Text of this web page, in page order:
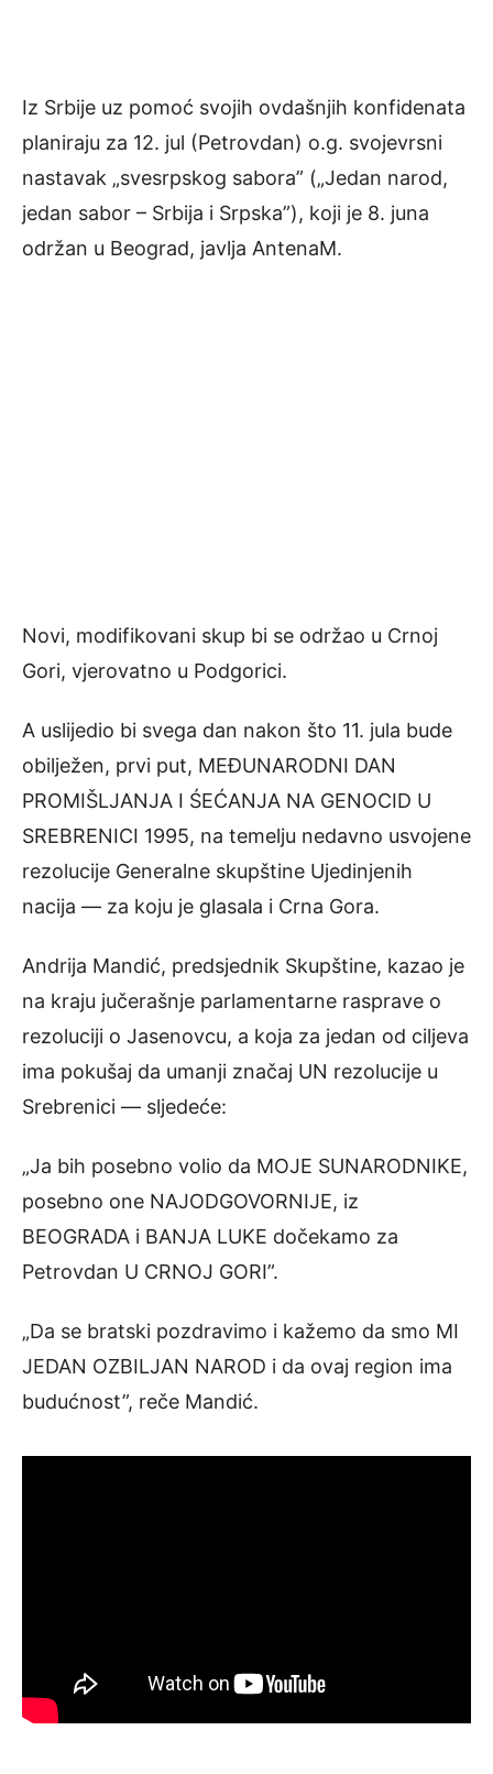
Iz Srbije uz pomoć svojih ovdašnjih konfidenata
planiraju za 12. jul (Petrovdan) o.g. svojevrsni
nastavak „svesrpskog sabora” („Jedan narod,
jedan sabor – Srbija i Srpska”), koji je 8. juna
održan u Beograd, javlja AntenaM.
Novi, modifikovani skup bi se održao u Crnoj
Gori, vjerovatno u Podgorici.
A uslijedio bi svega dan nakon što 11. jula bude
obilježen, prvi put, MEĐUNARODNI DAN
PROMIŠLJANJA I ŚEĆANJA NA GENOCID U
SREBRENICI 1995, na temelju nedavno usvojene
rezolucije Generalne skupštine Ujedinjenih
nacija — za koju je glasala i Crna Gora.
Andrija Mandić, predsjednik Skupštine, kazao je
na kraju jučerašnje parlamentarne rasprave o
rezoluciji o Jasenovcu, a koja za jedan od ciljeva
ima pokušaj da umanji značaj UN rezolucije u
Srebrenici — sljedeće:
„Ja bih posebno volio da MOJE SUNARODNIKE,
posebno one NAJODGOVORNIJE, iz
BEOGRADA i BANJA LUKE dočekamo za
Petrovdan U CRNOJ GORI”.
„Da se bratski pozdravimo i kažemo da smo MI
JEDAN OZBILJAN NAROD i da ovaj region ima
budućnost”, reče Mandić.